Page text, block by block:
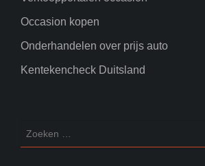
Occasion kopen
Onderhandelen over prijs auto
Kentekencheck Duitsland